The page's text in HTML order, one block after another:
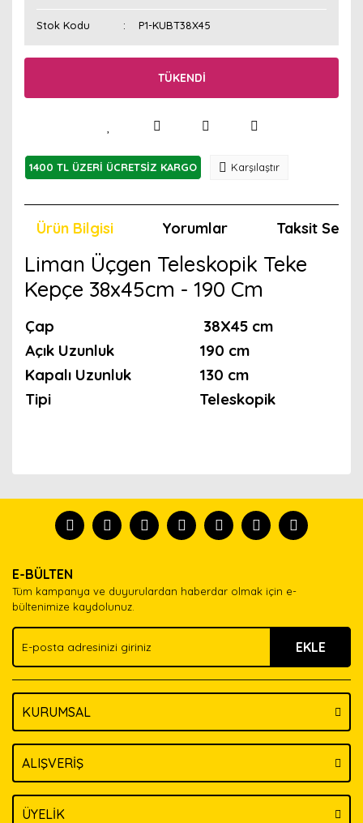
Stok Kodu P1-KUBT38X45
TÜKENDİ
1400 TL ÜZERİ ÜCRETSİZ KARGO Karşılaştır
Ürün Bilgisi Yorumlar Taksit
Liman Üçgen Teleskopik Teke
Kepçe 38x45cm - 190 Cm
Çap
38X45 cm
Açık Uzunluk
190 cm
Kapalı Uzunluk
130 cm
Tipi
Teleskopik
tanısın.
formunu kullanarak tarafımıza iletebilirsiniz.
Görüş ve önerileriniz için teşekkür ederiz.
Ürün açıklamasında eksik bilgiler bulunuyor.
Ürün bilgilerinde hatalar bulunuyor.
Ürün fiyatı diğer sitelerden daha pahalı.
Bu ürüne benzer farklı alternatifler olmalı.
E-BÜLTEN
Tüm kampanya ve duyurulardan haberdar olmak için e-
bültenimize kaydolunuz.
EKLE
KURUMSAL
ALIŞVERİŞ
ÜYELİK